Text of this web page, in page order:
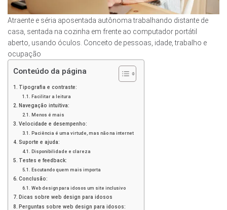
Atraente e séria aposentada autônoma trabalhando distante de
casa, sentada na cozinha em frente ao computador portátil
aberto, usando óculos. Conceito de pessoas, idade, trabalho e
ocupação
Conteúdo da página
Tipografia e contraste:
Facilitar a leitura
Navegação intuitiva:
Menos é mais
Velocidade e desempenho:
Paciência é uma virtude, mas não na internet
Suporte e ajuda:
Disponibilidade e clareza
Testes e feedback:
Escutando quem mais importa
Conclusão:
Web design para idosos um site inclusivo
Dicas sobre web design para idosos
Perguntas sobre web design para idosos: